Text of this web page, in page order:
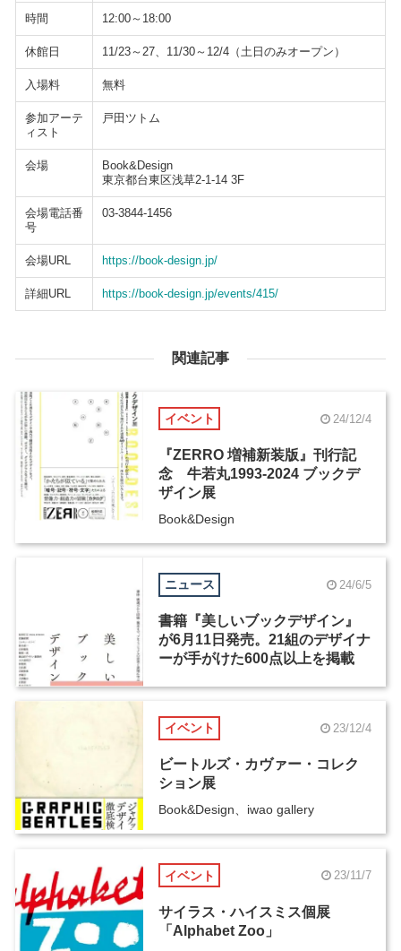
時間 12:00～18:00
休館日 11/23～27、11/30～12/4（土日のみオープン）
入場料 無料
参加アーテ
ィスト
戸田ツトム
会場
Book&Design
東京都台東区浅草2-1-14 3F
会場電話番
号
03-3844-1456
会場URL https://book-design.jp/
詳細URL https://book-design.jp/events/415/
関連記事
イベント 24/12/4
『ZERRO 増補新装版』刊行記
念 牛若丸1993-2024 ブックデ
ザイン展
Book&Design
ニュース 24/6/5
書籍『美しいブックデザイン』
が6月11日発売。21組のデザイナ
ーが手がけた600点以上を掲載
イベント 23/12/4
ビートルズ・カヴァー・コレク
ション展
Book&Design、iwao gallery
イベント 23/11/7
サイラス・ハイスミス個展
「Alphabet Zoo」